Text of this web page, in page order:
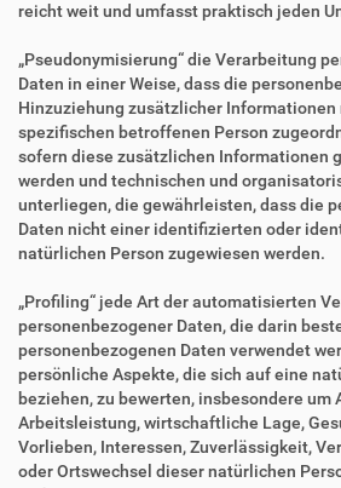
reicht weit und umfasst praktisch jeden
„Pseudonymisierung“ die Verarbeitung
Daten in einer Weise, dass die
Hinzuziehung zusätzlicher Informationen
spezifischen betroffenen Person
sofern diese zusätzlichen Informationen
werden und technischen und
unterliegen, die gewährleisten, dass die
Daten nicht einer identifizierten oder
natürlichen Person zugewiesen werden.
„Profiling“ jede Art der automatisierten
personenbezogener Daten, die darin
personenbezogenen Daten verwendet
persönliche Aspekte, die sich auf eine
beziehen, zu bewerten, insbesondere um
Arbeitsleistung, wirtschaftliche Lage,
Vorlieben, Interessen, Zuverlässigkeit,
oder Ortswechsel dieser natürlichen